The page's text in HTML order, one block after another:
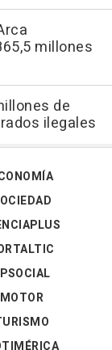
millones
de
ilegales
MOTOR